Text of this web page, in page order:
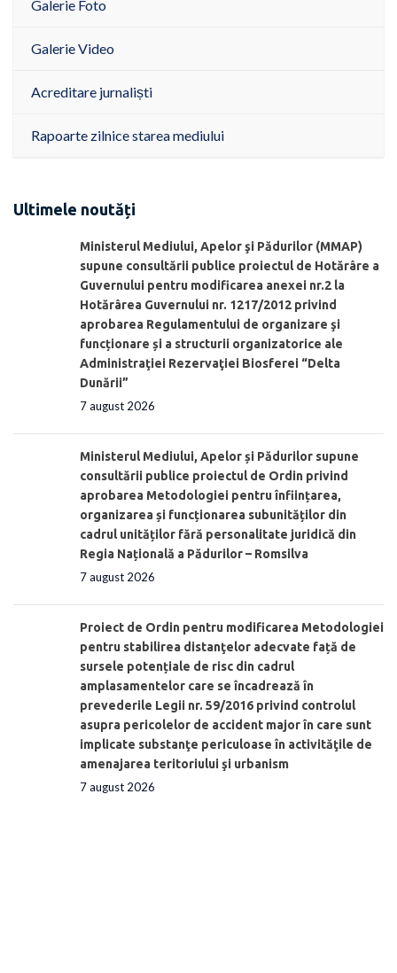
Galerie Foto
Galerie Video
Acreditare jurnaliști
Rapoarte zilnice starea mediului
Ultimele noutăți
Ministerul Mediului, Apelor şi Pădurilor (MMAP)
supune consultării publice proiectul de Hotărâre a
Guvernului pentru modificarea anexei nr.2 la
Hotărârea Guvernului nr. 1217/2012 privind
aprobarea Regulamentului de organizare şi
funcționare și a structurii organizatorice ale
Administraţiei Rezervaţiei Biosferei “Delta
Dunării”
7 august 2026
Ministerul Mediului, Apelor și Pădurilor supune
consultării publice proiectul de Ordin privind
aprobarea Metodologiei pentru înființarea,
organizarea și funcționarea subunităților din
cadrul unităților fără personalitate juridică din
Regia Națională a Pădurilor – Romsilva
7 august 2026
Proiect de Ordin pentru modificarea Metodologiei
pentru stabilirea distanţelor adecvate față de
sursele potențiale de risc din cadrul
amplasamentelor care se încadrează în
prevederile Legii nr. 59/2016 privind controlul
asupra pericolelor de accident major în care sunt
implicate substanţe periculoase în activităţile de
amenajarea teritoriului şi urbanism
7 august 2026